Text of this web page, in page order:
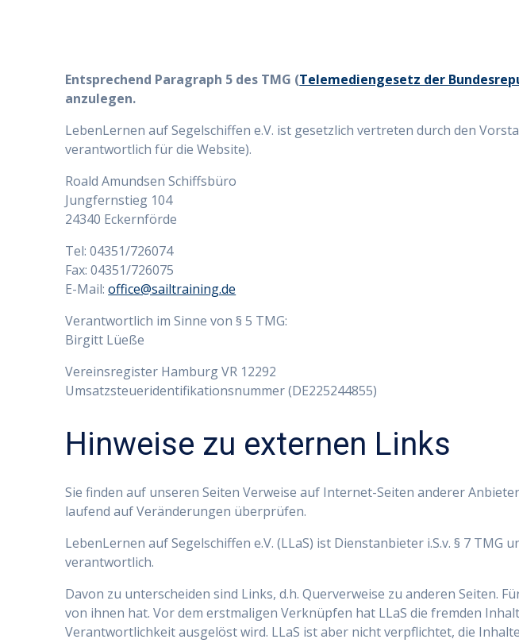
Entsprechend Paragraph 5 des TMG (Telemediengesetz der
anzulegen.
LebenLernen auf Segelschiffen e.V. ist gesetzlich vertreten durch den
verantwortlich für die Website).
Roald Amundsen Schiffsbüro
Jungfernstieg 104
24340 Eckernförde
Tel: 04351/726074
Fax: 04351/726075
E-Mail:office@sailtraining.de
Verantwortlich im Sinne von § 5 TMG:
Birgitt Lüeße
Vereinsregister Hamburg VR 12292
Umsatzsteueridentifikationsnummer (DE225244855)
Hinweise zu externen Links
Sie finden auf unseren Seiten Verweise auf Internet-Seiten anderer
laufend auf Veränderungen überprüfen.
LebenLernen auf Segelschiffen e.V. (LLaS) ist Dienstanbieter i.S.v. § 7
verantwortlich.
Davon zu unterscheiden sind Links, d.h. Querverweise zu anderen Seiten.
von ihnen hat. Vor dem erstmaligen Verknüpfen hat LLaS die fremden
Verantwortlichkeit ausgelöst wird. LLaS ist aber nicht verpflichtet, die